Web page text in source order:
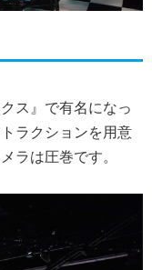
ス』で有名になっ
ラクションを用意
ラは圧巻です。